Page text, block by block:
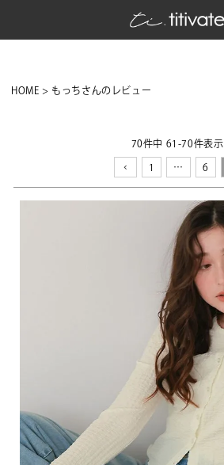
HOME もっちさんのレビュー
70件中 61 -70件表示
1 … 6